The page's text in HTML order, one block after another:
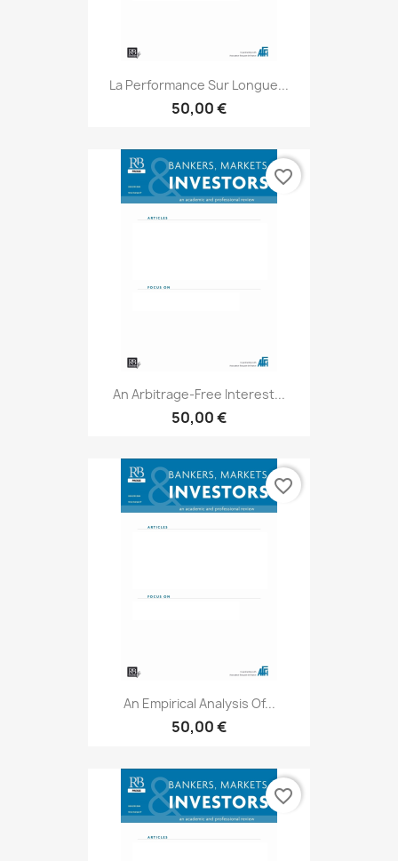
La Performance Sur Longue...
50,00 €
An Arbitrage-Free Interest...
50,00 €
favorite_border
An Empirical Analysis Of...
50,00 €
favorite_border
favorite_border